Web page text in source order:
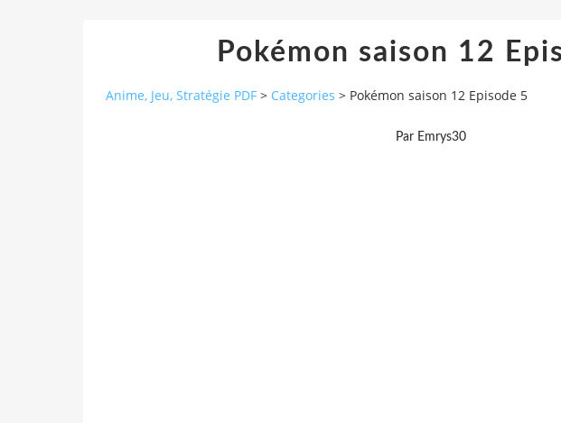
Pokémon saison 12
Anime, Jeu, Stratégie PDF > Categories > Pokémon saison 12 Episode 5
Par Emrys30